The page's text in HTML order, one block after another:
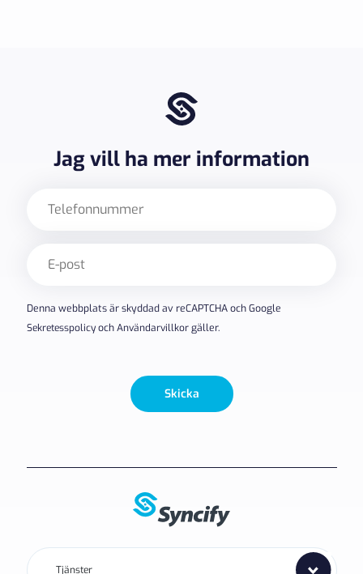
Jag vill ha mer information
post
Denna webbplats är skyddad av reCAPTCHA och Google
SekretesspolicyochAnvändarvillkorgäller.
Skicka
Tjänster